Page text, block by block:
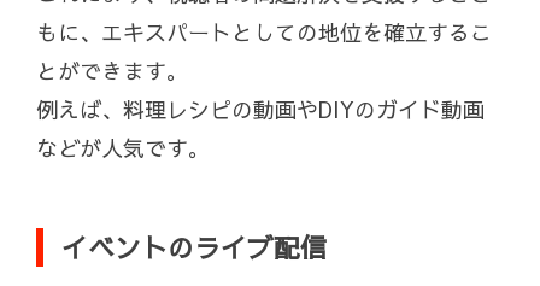
もに、エキスパートとしての地位を確立するこ
とができます。
例えば、料理レシピの動画やDIYのガイド動画
などが人気です。
イベントのライブ配信